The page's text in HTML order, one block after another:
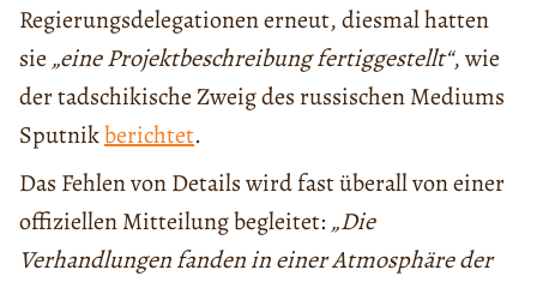
Regierungsdelegationen erneut, diesmal hatten
sie „eine Projektbeschreibung fertiggestellt“, wie
der tadschikische Zweig des russischen Mediums
Sputnikberichtet.
Das Fehlen von Details wird fast überall von einer
offiziellen Mitteilung begleitet: „Die
Verhandlungen fanden in einer Atmosphäre der